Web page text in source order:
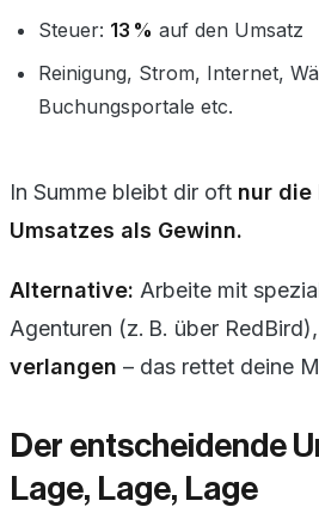
Steuer: 13 % auf den Umsatz
Reinigung, Strom, Internet,
Buchungsportale etc.
In Summe bleibt dir oft nur die
Umsatzes als Gewinn.
Alternative: Arbeite mit
Agenturen (z. B. über
verlangen – das rettet deine
Der entscheidende
Lage, Lage, Lage